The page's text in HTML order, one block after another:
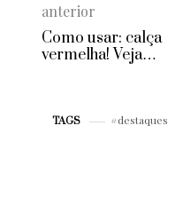
anterior
Como usar: calça
vermelha! Veja
TAGS destaques